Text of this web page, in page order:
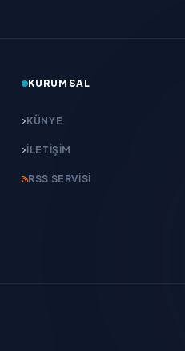
KURUMSAL
KÜNYE
İLETIŞIM
RSS SERVISI